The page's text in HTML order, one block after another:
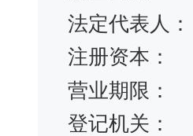
法定代表人：
注册资本：
营业期限：
登记机关：